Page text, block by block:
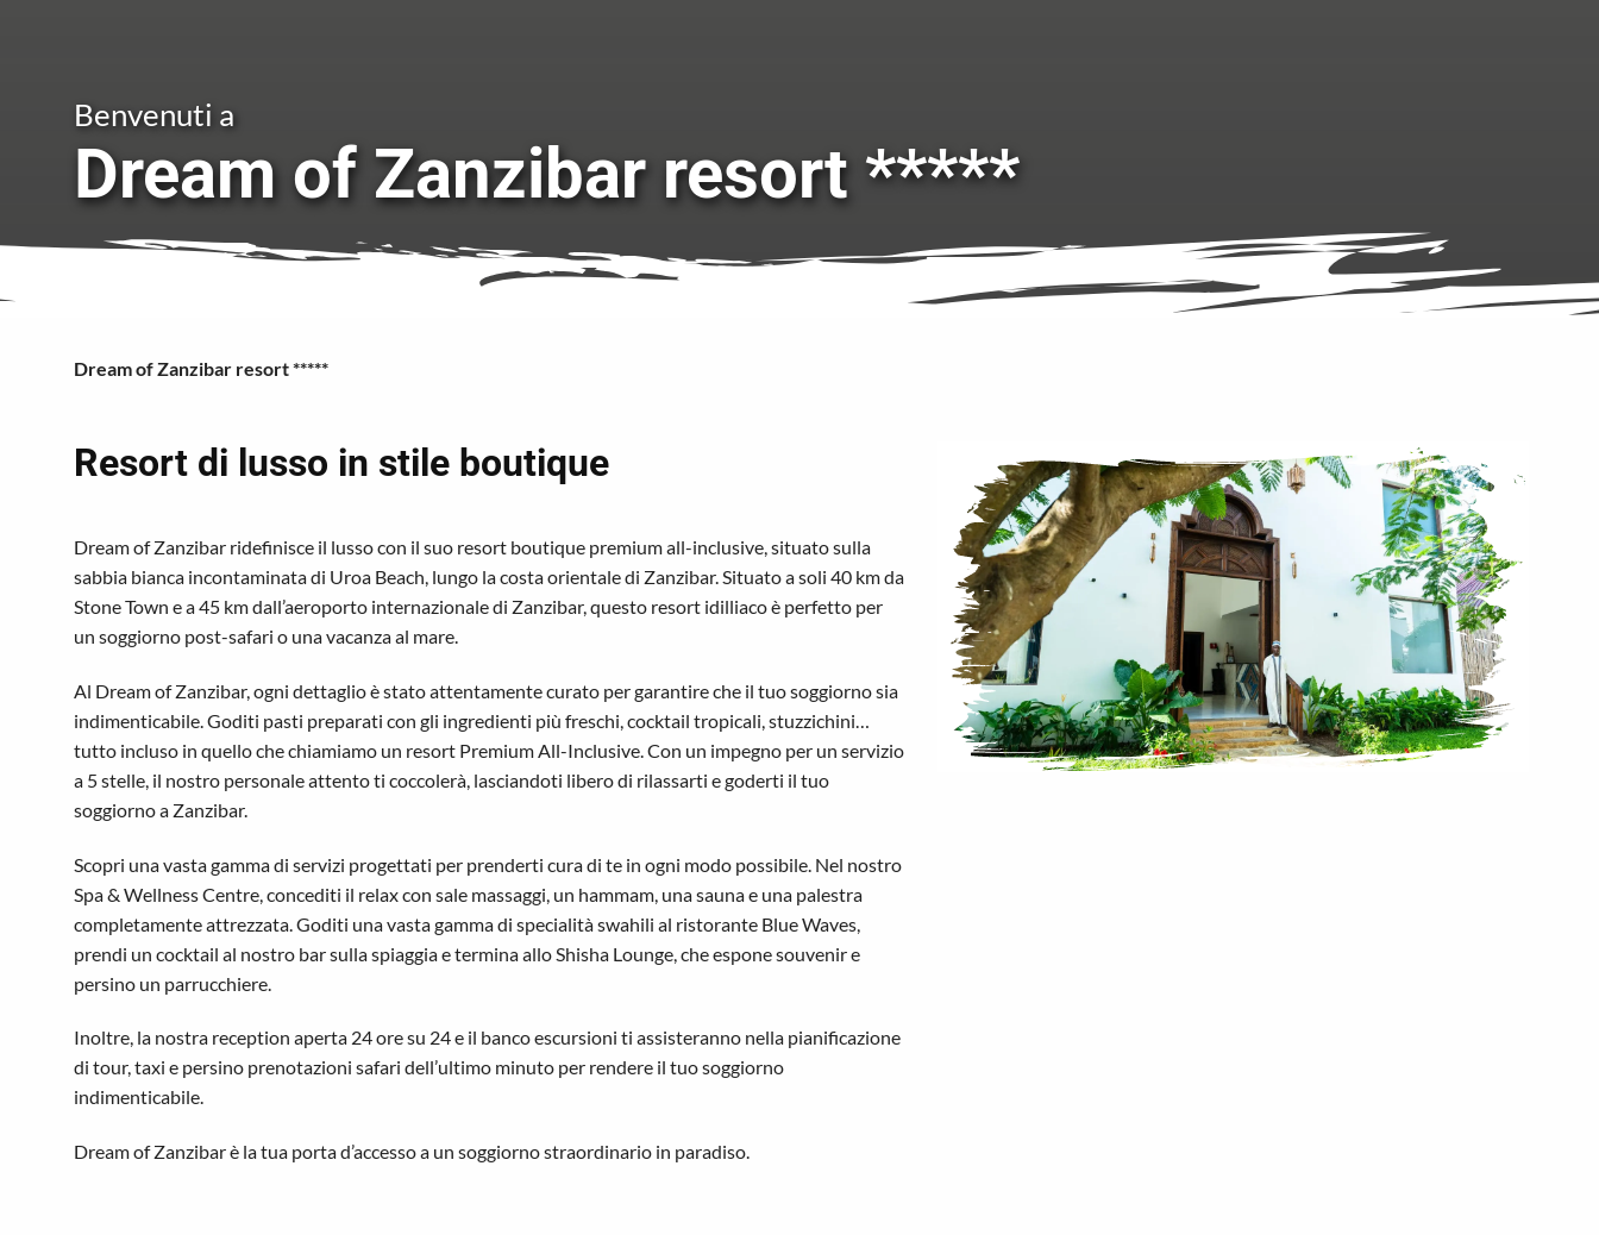
Benvenuti a
Dream of Zanzibar resort *****
Dream of Zanzibar resort *****
Resort di lusso in stile boutique
Dream of Zanzibar ridefinisce il lusso con il suo resort boutique premium all-inclusive, situato sulla
sabbia bianca incontaminata di Uroa Beach, lungo la costa orientale di Zanzibar. Situato a soli 40 km da
Stone Town e a 45 km dall’aeroporto internazionale di Zanzibar, questo resort idilliaco è perfetto per
un soggiorno post-safari o una vacanza al mare.
Al Dream of Zanzibar, ogni dettaglio è stato attentamente curato per garantire che il tuo soggiorno sia
indimenticabile. Goditi pasti preparati con gli ingredienti più freschi, cocktail tropicali, stuzzichini…
tutto incluso in quello che chiamiamo un resort Premium All-Inclusive. Con un impegno per un servizio
a 5 stelle, il nostro personale attento ti coccolerà, lasciandoti libero di rilassarti e goderti il tuo
soggiorno a Zanzibar.
Scopri una vasta gamma di servizi progettati per prenderti cura di te in ogni modo possibile. Nel nostro
Spa & Wellness Centre, concediti il relax con sale massaggi, un hammam, una sauna e una palestra
completamente attrezzata. Goditi una vasta gamma di specialità swahili al ristorante Blue Waves,
prendi un cocktail al nostro bar sulla spiaggia e termina allo Shisha Lounge, che espone souvenir e
persino un parrucchiere.
Inoltre, la nostra reception aperta 24 ore su 24 e il banco escursioni ti assisteranno nella pianificazione
di tour, taxi e persino prenotazioni safari dell’ultimo minuto per rendere il tuo soggiorno
indimenticabile.
Dream of Zanzibar è la tua porta d’accesso a un soggiorno straordinario in paradiso.